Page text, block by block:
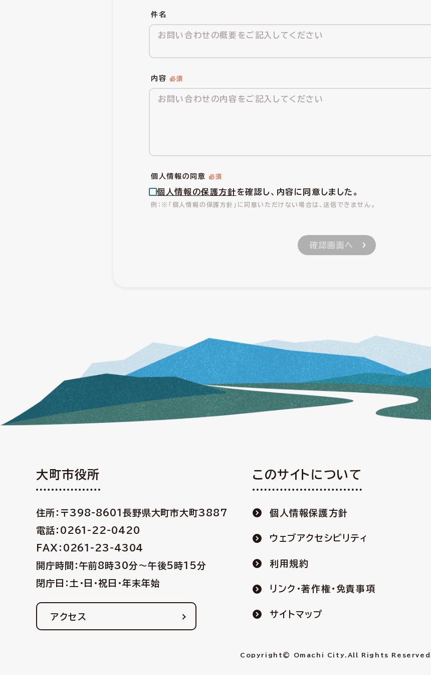
件名
内容
個人情報の同意
個人情報の保護方針を確認し、内容に同意しました。
※「個人情報の保護方針」に同意いただけない場合は、送信できません。
大町市役所
住所：〒398-8601 長野県大町市大町3887
電話：0261-22-0420
FAX：0261-23-4304
開庁時間：午前8時30分〜午後5時15分
閉庁日：土・日・祝日・年末年始
アクセス
このサイトについて
個人情報保護方針
ウェブアクセシビリティ
利用規約
リンク・著作権・免責事項
サイトマップ
Copyright© Omachi City. All Rights Reserved.